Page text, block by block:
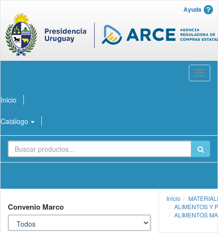
Ayuda
Abrir
menú
Inicio
Catálogo
Convenio Marco
Inicio
ALIMENTOS Y
ALIMENTOS